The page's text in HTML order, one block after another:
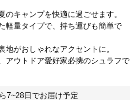
のキャンプを快適に過ごせます。
軽量タイプで、持ち運びも簡単で
がおしゃれなアクセントに。
アウトドア愛好家必携のシュラフで
7~28日でお届け予定